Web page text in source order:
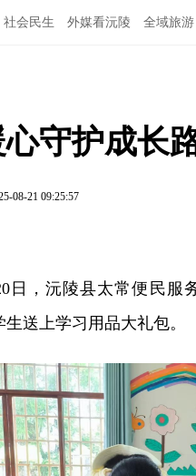
社会民生 外媒看沅陵 全域旅游
守护成长
08-21 09:25:57
日，沅陵县太常便民服
送上学习用品大礼包。